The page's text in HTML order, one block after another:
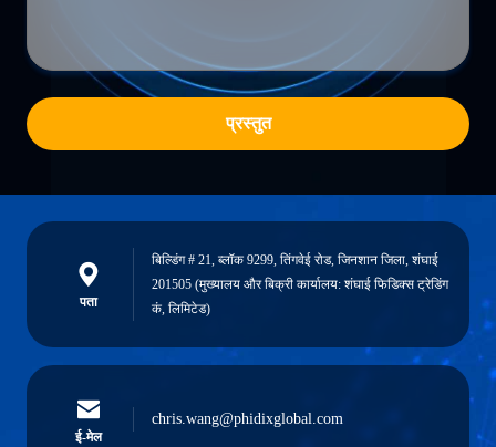
प्रस्तुत
पता
बिल्डिंग # 21, ब्लॉक 9299, तिंगवेई रोड, जिनशान जिला, शंघाई
201505 (मुख्यालय और बिक्री कार्यालय: शंघाई फिडिक्स ट्रेडिंग
कं, लिमिटेड)
ई-मेल
chris.wang@phidixglobal.com